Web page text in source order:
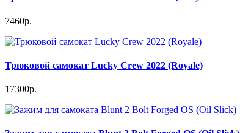
7460р.
Трюковой самокат Lucky Crew 2022 (Royale)
17300р.